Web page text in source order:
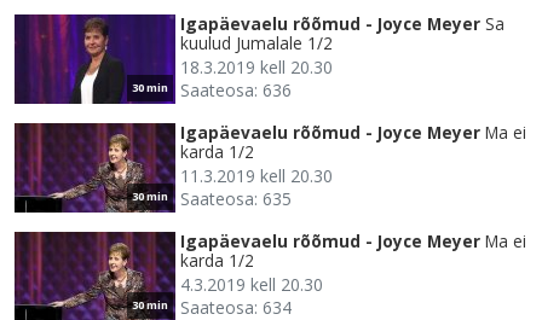
30 min
Igapäevaelu rõõmud - Joyce Meyer Sa
kuulud Jumalale 1/2
18.3.2019 kell 20.30
Saateosa: 636
30 min
Igapäevaelu rõõmud - Joyce Meyer Ma ei
karda 1/2
11.3.2019 kell 20.30
Saateosa: 635
30 min
Igapäevaelu rõõmud - Joyce Meyer Ma ei
karda 1/2
4.3.2019 kell 20.30
Saateosa: 634